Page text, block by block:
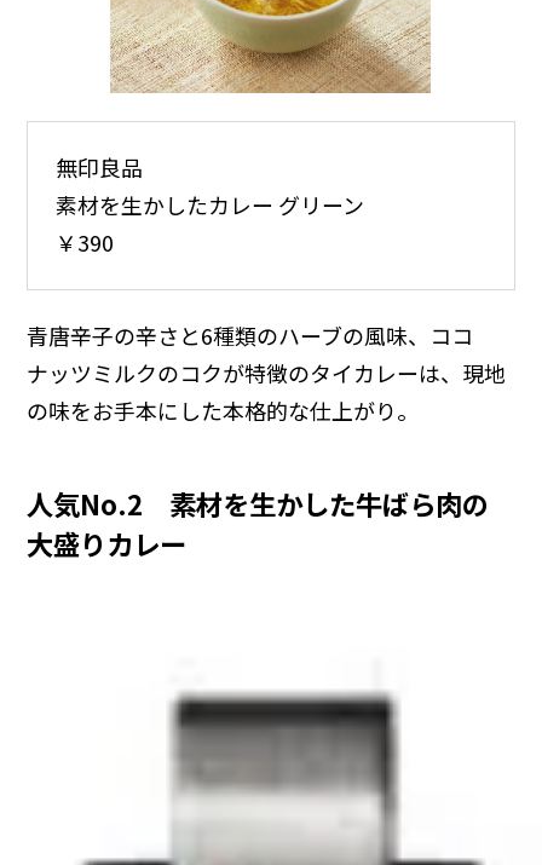
無印良品
素材を生かしたカレー グリーン
￥390
青唐辛子の辛さと6種類のハーブの風味、ココ
ナッツミルクのコクが特徴のタイカレーは、現地
の味をお手本にした本格的な仕上がり。
人気No.2 素材を生かした牛ばら肉の
大盛りカレー